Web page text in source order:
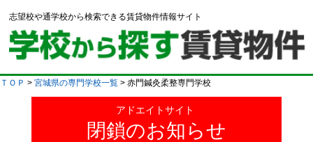
志望校や通学校から検索できる賃貸物件情報サイト
ＴＯＰ > 宮城県の専門学校一覧 > 赤門鍼灸柔整専門学校
アドエイトサイト
閉鎖のお知らせ